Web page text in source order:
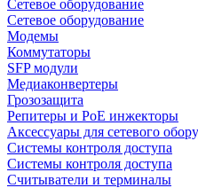
Сетевое оборудование
Сетевое оборудование
Модемы
Коммутаторы
SFP модули
Медиаконвертеры
Грозозащита
Репитеры и PoE инжекторы
Аксессуары для сетевого
Системы контроля доступа
Системы контроля доступа
Считыватели и терминалы